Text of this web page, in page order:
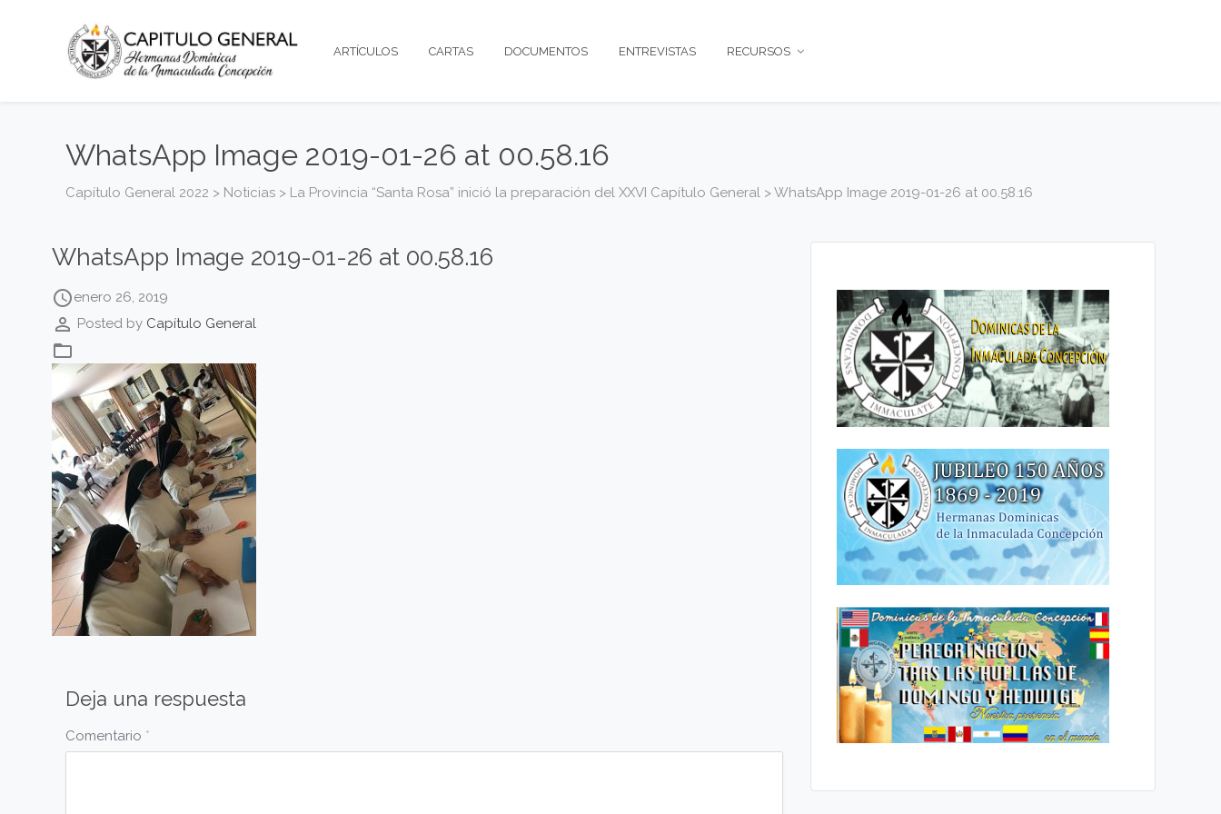
ARTÍCULOS CARTAS DOCUMENTOS ENTREVISTAS RECURSOS
WhatsApp Image 2019-01-26 at 00.58.16
Capítulo General 2022 > Noticias > La Provincia “Santa Rosa” inició la preparación del XXVI Capítulo General >WhatsApp Image 2019-01-26 at 00.58.16
WhatsApp Image 2019-01-26 at 00.58.16
access_timeenero 26, 2019
perm_identity Posted by Capítulo General
folder_open
Deja una respuesta
Comentario *